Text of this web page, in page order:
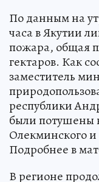
По данным на
часа в Якутии
пожара, общая
гектаров. Как
заместитель
республики
были потушены
Олекминского
Подробнее в
В регионе